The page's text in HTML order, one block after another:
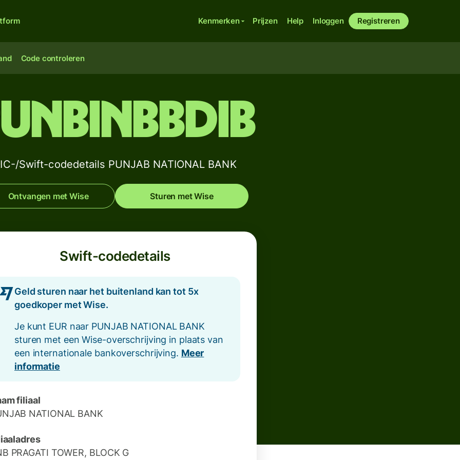
Kenmerken Prijzen Help Inloggen Registreren
Code controleren
Swift-codedetails PUNJAB NATIONAL BANK
Ontvangen met Wise Sturen met Wise
Swift-codedetails
Geld sturen naar het buitenland kan tot 5x
goedkoper met Wise.
Je kunt EUR naar PUNJAB NATIONAL BANK
sturen met een Wise-overschrijving in plaats van
een internationale bankoverschrijving. Meer
informatie
filiaal
NATIONAL BANK
PRAGATI TOWER, BLOCK G